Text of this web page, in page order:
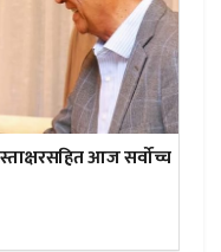
आज सर्वोच्च